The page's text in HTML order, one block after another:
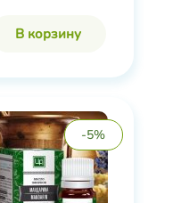
В корзину
-5%